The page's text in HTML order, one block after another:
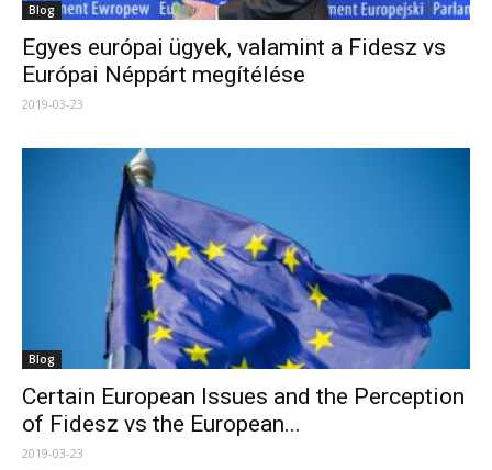
Blog
Egyes európai ügyek, valamint a Fidesz vs
Európai Néppárt megítélése
2019-03-23
Blog
Certain European Issues and the Perception
of Fidesz vs the European...
2019-03-23